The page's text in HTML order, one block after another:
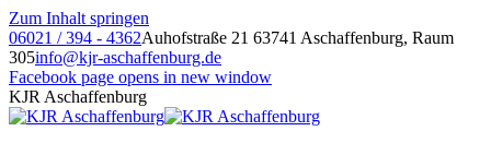
Zum Inhalt springen
06021 / 394 - 4362Auhofstraße 21 63741 Aschaffenburg, Raum
305info@kjr-aschaffenburg.de
Facebook page opens in new window
KJR Aschaffenburg